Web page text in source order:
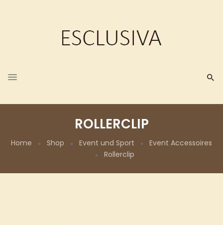
ROLLERCLIP
Home Shop Event und Sport
Event Accessoires
Rollerclip